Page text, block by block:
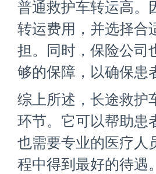
普通救护车转运高。
转运费用，并选择合
担。同时，保险公司
够的保障，以确保患
综上所述，长途救护
环节。它可以帮助患
也需要专业的医疗人
程中得到最好的待遇